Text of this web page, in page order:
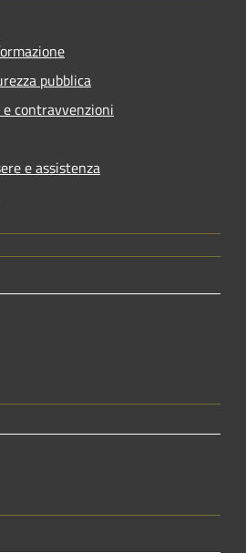
pubblica
contravvenzioni
e assistenza